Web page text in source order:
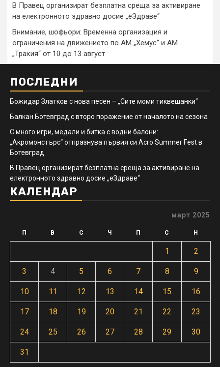
В Правец организират безплатна среща за активиране
на електронното здравно досие „еЗдраве“
Внимание, шофьори: Временна организация и
ограничения на движението по АМ „Хемус“ и АМ
„Тракия“ от 10 до 13 август
ПОСЛЕДНИ
Божидар Златков с нова песен – „Сите моми тиквешанки“
Балкан Ботевград с второ поражение от началото на сезона
С много игри, медали и битка с водни балони:
„Акромонстърс“ отпразнува първия си Acro Summer Fest в
Ботевград
В Правец организират безплатна среща за активиране на
електронното здравно досие „еЗдраве“
КАЛЕНДАР
март 2025
П В С Ч П С Н
1 2
3 4 5 6 7 8 9
10 11 12 13 14 15 16
17 18 19 20 21 22 23
24 25 26 27 28 29 30
31